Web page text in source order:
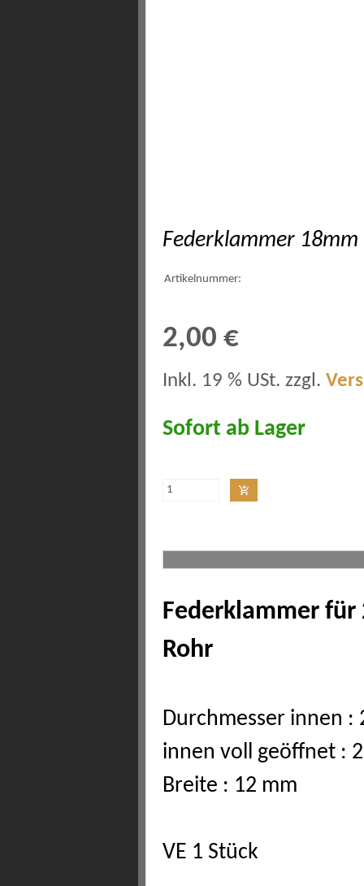
Federklammer 18mm
Artikelnummer:
2,00 €
Inkl. 19 % USt. zzgl.
Sofort ab Lager
Federklammer für
Rohr
Durchmesser innen :
innen voll geöffnet :
Breite : 12 mm
VE 1 Stück